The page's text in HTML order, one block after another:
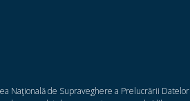
Naţională de Supraveghere a Prelucrării Datelor